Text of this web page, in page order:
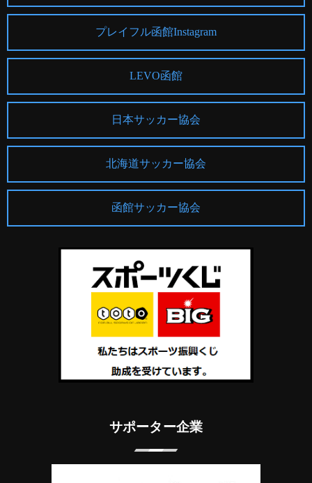
プレイフル函館Instagram
LEVO函館
日本サッカー協会
北海道サッカー協会
函館サッカー協会
サポーター企業